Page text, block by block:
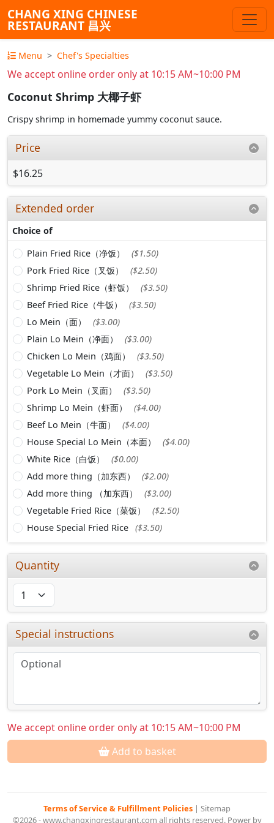
CHANG XING CHINESE
RESTAURANT 昌兴
Menu Chef's Specialties
We accept online order only at 10:15 AM~10:00 PM
Coconut Shrimp 大椰子虾
Crispy shrimp in homemade yummy coconut sauce.
Price
$16.25
Extended order
Choice of
Plain Fried Rice（净饭）
($1.50)
Pork Fried Rice（叉饭）
($2.50)
Shrimp Fried Rice（虾饭）
($3.50)
Beef Fried Rice（牛饭）
($3.50)
Lo Mein（面）
($3.00)
Plain Lo Mein（净面）
($3.00)
Chicken Lo Mein（鸡面）
($3.50)
Vegetable Lo Mein（才面）
($3.50)
Pork Lo Mein（叉面）
($3.50)
Shrimp Lo Mein（虾面）
($4.00)
Beef Lo Mein（牛面）
($4.00)
House Special Lo Mein（本面）
($4.00)
White Rice（白饭）
($0.00)
Add more thing（加东西）
($2.00)
Add more thing （加东西）
($3.00)
Vegetable Fried Rice（菜饭）
($2.50)
House Special Fried Rice ($3.50)
Quantity
Special instructions
We accept online order only at 10:15 AM~10:00 PM
Add to basket
Terms of Service & Fulfillment Policies | Sitemap
©2026 - www.changxingrestaurant.com all rights reserved. Power by